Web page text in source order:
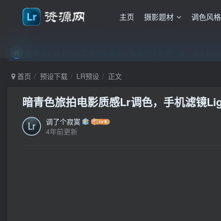
主页 摄影题材 调色风格
好消息，好消息！赞助钻石会员，全站预设免费下载，永久
首页 预设下载 LR预设 正文
暗青色旅拍电影质感Lr调色，手机滤镜
调了个寂寞
4年前更新